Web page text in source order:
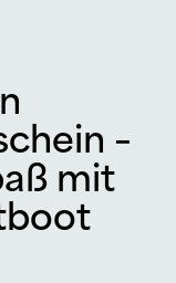
–
mit